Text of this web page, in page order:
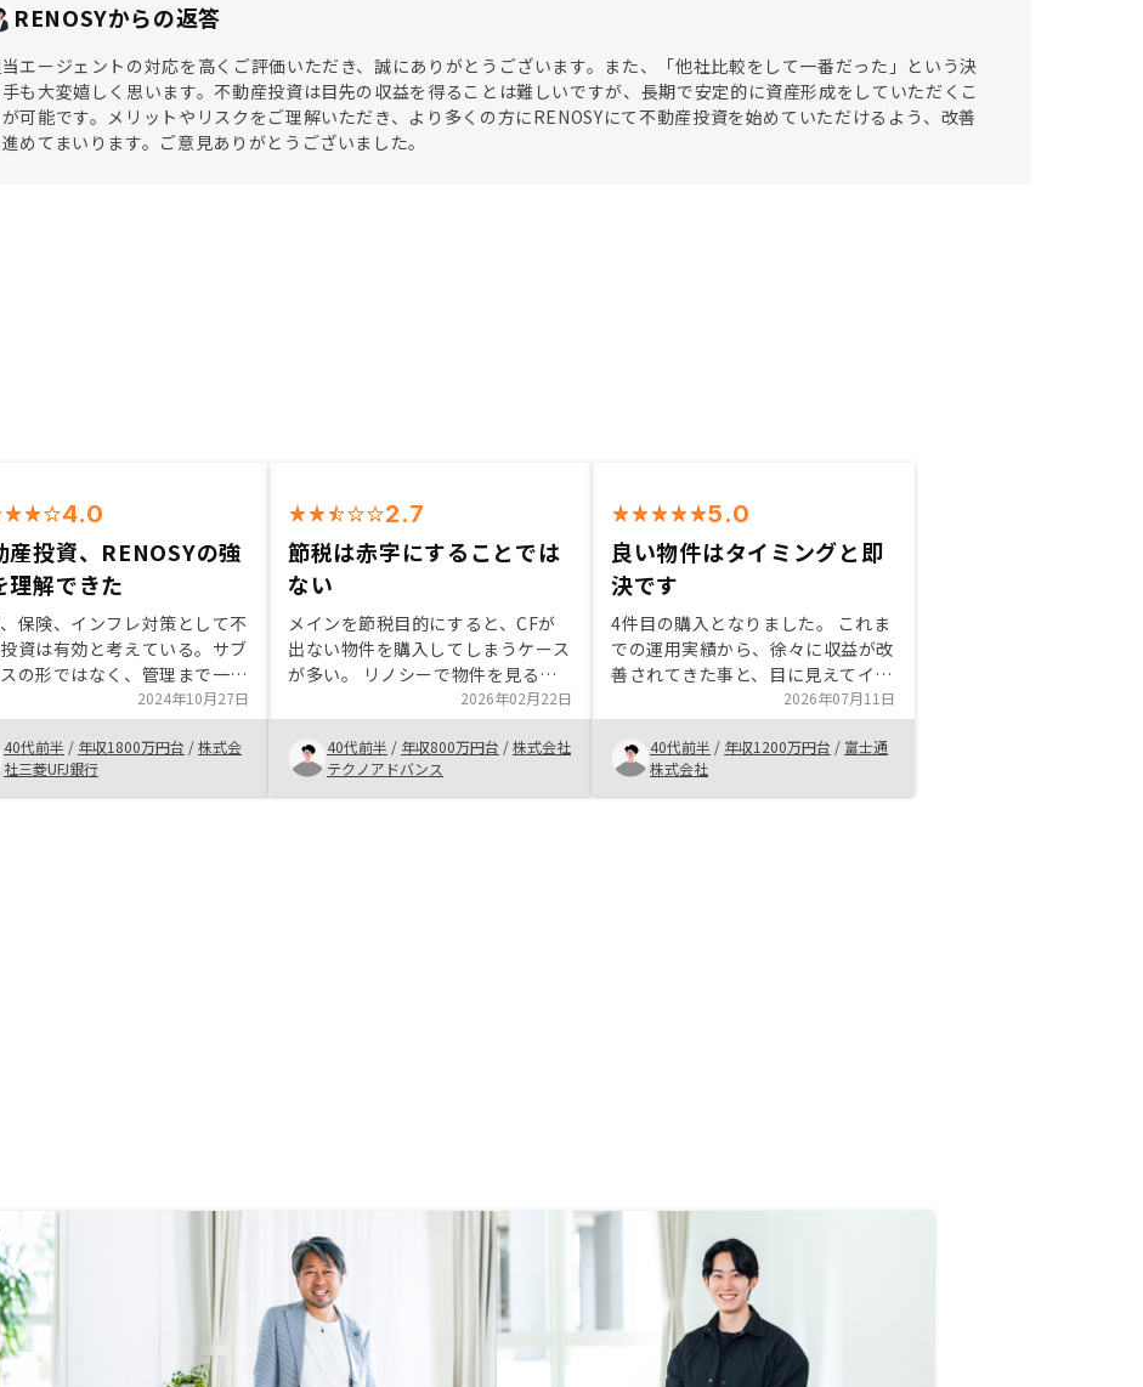
RENOSYからの返答
エージェントの対応を高くご評価いただき、誠にありがとうございます。また、「他社比較をして一番だった」という決
も大変嬉しく思います。不動産投資は目先の収益を得ることは難しいですが、長期で安定的に資産形成をしていただくこ
が可能です。メリットやリスクをご理解いただき、より多くの方にRENOSYにて不動産投資を始めていただけるよう、改善
めてまいります。ご意見ありがとうございました。
4.0
産投資、RENOSYの強
理解できた
保険、インフレ対策として不
資は有効と考えている。サブ
の形ではなく、管理まで一貫
対応してもらえるため、購入後
感もあまりなく、ストレスな
用できることが利点だと思う。
セールスとも話したが、信用
と感じた。安易なネット広告
2024年10月27日
40代前半 / 年収1800万円台 /株式会
社三菱UFJ銀行
2.7
節税は赤字にすることでは
ない
メインを節税目的にすると、CFが
出ない物件を購入してしまうケース
が多い。 リノシーで物件を見る目
や手続きの流れを理解していくのは
アプリ充実で実施しやすいため、初
心者はオススメできる。 楽待や他
の不動産サイトと比べていくとより
理解が深まる。物件価格が基本的に
2026年02月22日
40代前半 / 年収800万円台 /株式会社
テクノアドバンス
5.0
良い物件はタイミングと即
決です
4件目の購入となりました。 これま
での運用実績から、徐々に収益が改
善されてきた事と、目に見えてイン
フレが進んでいく中で、不動産の資
産価値上昇を実感し、物件追加を検
討していました。 銀行の融資上限
も上がったと担当者さんから情報提
供も頂き、良いタイミングで自分の
2026年07月11日
40代前半 / 年収1200万円台 / 富士通
株式会社